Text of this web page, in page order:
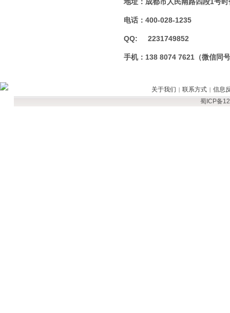
电话：400-028-1235
QQ: 2231749852
手机：138 8074 7621（微信同
关于我们 | 联系方式 | 信息
蜀ICP备